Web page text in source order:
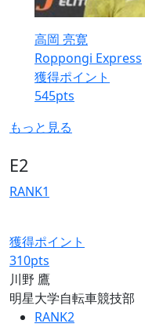
高岡 亮寛
Roppongi Express
獲得ポイント
545pts
もっと見る
E2
RANK1
獲得ポイント
310pts
川野 鷹
明星大学自転車競技部
RANK2